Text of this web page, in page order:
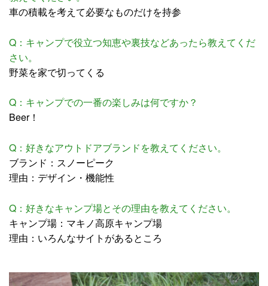
車の積載を考えて必要なものだけを持参
Q：キャンプで役立つ知恵や裏技などあったら教えてくだ
さい。
野菜を家で切ってくる
Q：キャンプでの一番の楽しみは何ですか？
Beer！
Q：好きなアウトドアブランドを教えてください。
ブランド：スノーピーク
理由：デザイン・機能性
Q：好きなキャンプ場とその理由を教えてください。
キャンプ場：マキノ高原キャンプ場
理由：いろんなサイトがあるところ